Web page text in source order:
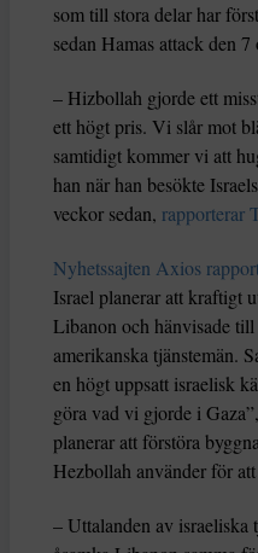
som till stora delar har
sedan Hamas attack den
– Hizbollah gjorde ett
ett högt pris. Vi slår mot
samtidigt kommer vi att
han när han besökte
veckor sedan, rapporterar
Nyhetssajten Axios
Israel planerar att kraftigt
Libanon och hänvisade
amerikanska tjänstemän.
en högt uppsatt israelisk
göra vad vi gjorde i
planerar att förstöra
Hezbollah använder för
– Uttalanden av israeliska